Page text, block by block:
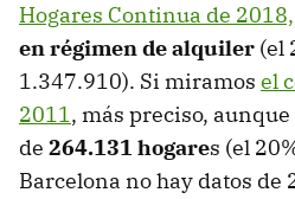
Hogares Continua de 2018,
en régimen de alquiler (el
1.347.910). Si miramos el
2011, más preciso,
de 264.131 hogares (el
Barcelona no hay datos de